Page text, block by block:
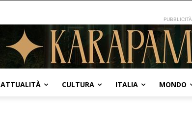
PUBBLICITÀ
ATTUALITÀ CULTURA ITALIA MONDO